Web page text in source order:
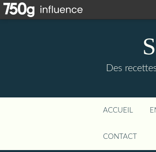
Des
ACCUEIL
CONTACT